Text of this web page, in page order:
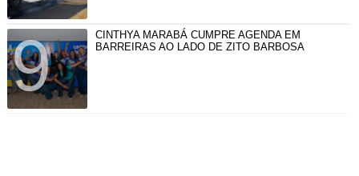
CINTHYA MARABÁ CUMPRE AGENDA EM
BARREIRAS AO LADO DE ZITO BARBOSA